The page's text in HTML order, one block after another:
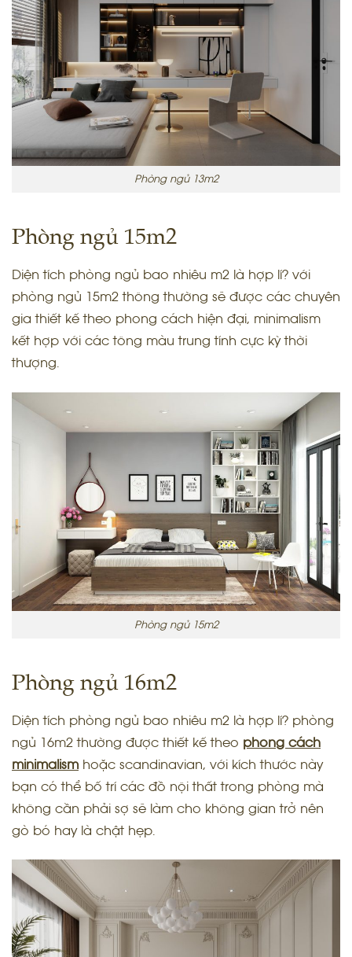
Phòng ngủ 13m2
Phòng ngủ 15m2
Diện tích phòng ngủ bao nhiêu m2 là hợp lí? với
phòng ngủ 15m2 thông thường sẽ được các chuyên
gia thiết kế theo phong cách hiện đại, minimalism
kết hợp với các tông màu trung tính cực kỳ thời
thượng.
Phòng ngủ 15m2
Phòng ngủ 16m2
Diện tích phòng ngủ bao nhiêu m2 là hợp lí? phòng
ngủ 16m2 thường được thiết kế theo phong cách
minimalism hoặc scandinavian, với kích thước này
bạn có thể bố trí các đồ nội thất trong phòng mà
không cần phải sợ sẽ làm cho không gian trở nên
gò bó hay là chật hẹp.